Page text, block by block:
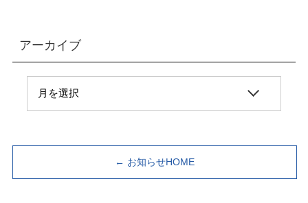
アーカイブ
← お知らせHOME